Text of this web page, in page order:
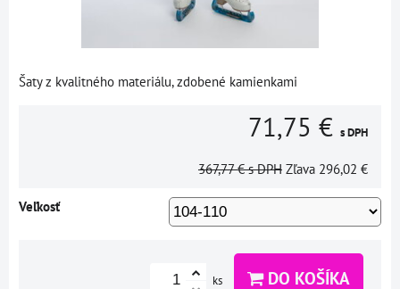
Šaty z kvalitného materiálu, zdobené kamienkami
71,75 € s DPH
367,77 € s DPH Zľava 296,02 €
Veľkosť
ks DO KOŠÍKA